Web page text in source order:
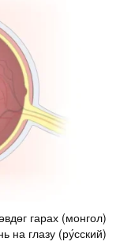
гарах (монгол)
на глазу (ру́сский)